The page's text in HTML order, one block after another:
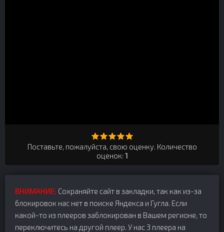
Поставьте, пожалуйста, свою оценку. Количество
оценок: 1
ВНИМАНИЕ: Сохраняйте сайт в закладки, так как из-за
блокировок нас нет в поиске Яндекса и Гугла. Если
какой-то из плееров заблокирован в Вашем регионе, то
переключитесь на другой плеер. У нас 3 плеера на